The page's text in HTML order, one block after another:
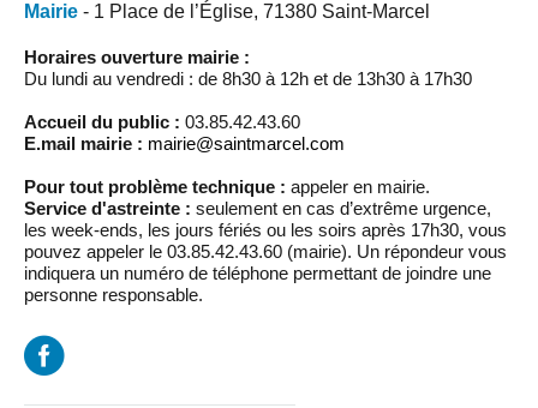
Mairie - 1 Place de l’Église, 71380 Saint-Marcel
Horaires ouverture mairie :
Du lundi au vendredi : de 8h30 à 12h et de 13h30 à 17h30
Accueil du public : 03.85.42.43.60
E.mail mairie : mairie@saintmarcel.com
Pour tout problème technique : appeler en mairie.
Service d'astreinte : seulement en cas d’extrême urgence,
les week-ends, les jours fériés ou les soirs après 17h30, vous
pouvez appeler le 03.85.42.43.60 (mairie). Un répondeur vous
indiquera un numéro de téléphone permettant de joindre une
personne responsable.